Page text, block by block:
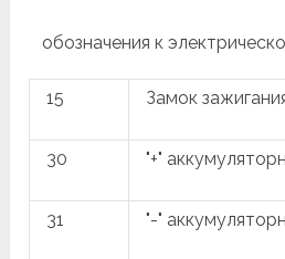
обозначения к
15 Замок
30 "+"
31 "-"